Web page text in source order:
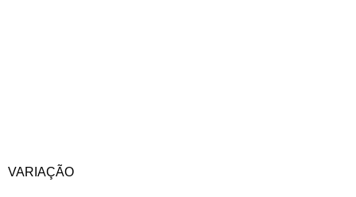
VARIAÇÃO